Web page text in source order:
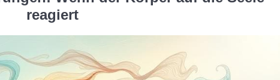
reagiert